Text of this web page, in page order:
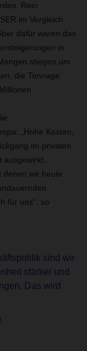
Rein
im Vergleich
dafür waren das
in
stiegen um
die Tonnage
„Hohe Kosten,
im privaten
denen wir heute
für uns“, so
sind wir
stärker und
Das wird